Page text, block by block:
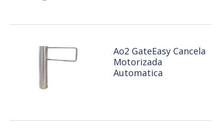
Ao2 GateEasy Cancela
Motorizada
Automatica